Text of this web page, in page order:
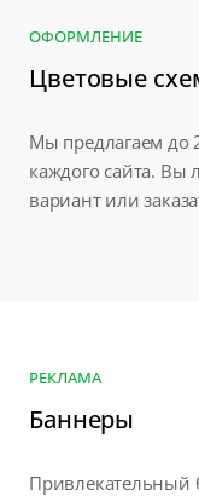
ОФОРМЛЕНИЕ
Цветовые
Мы предлагаем до
каждого сайта. Вы
вариант или
РЕКЛАМА
Баннеры
Привлекательный